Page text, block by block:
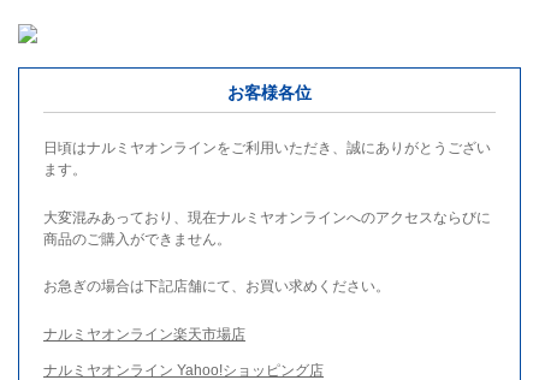
お客様各位
日頃はナルミヤオンラインをご利用いただき、誠にありがとうござい
ます。
大変混みあっており、現在ナルミヤオンラインへのアクセスならびに
商品のご購入ができません。
お急ぎの場合は下記店舗にて、お買い求めください。
ナルミヤオンライン楽天市場店
ナルミヤオンライン Yahoo!ショッピング店